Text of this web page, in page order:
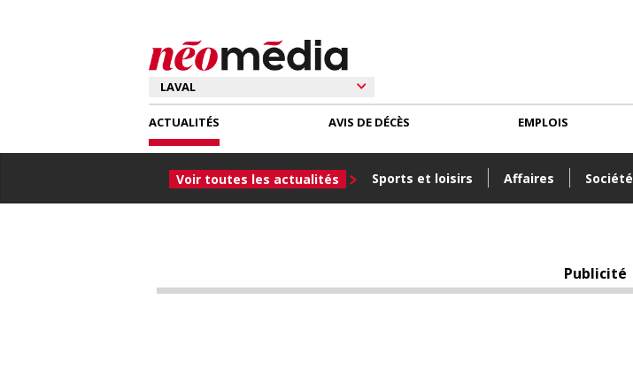
ACTUALITÉS
Voir toutes les actualités Sports et loisirs Affaires Société
AVIS DE DÉCÈS EMPLOIS
Publicité